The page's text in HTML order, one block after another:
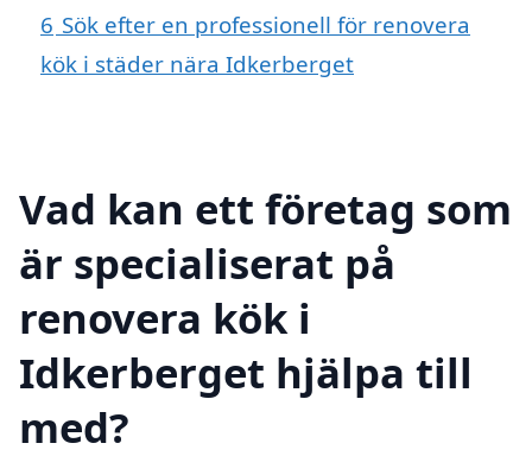
6 Sök efter en professionell för renovera
kök i städer nära Idkerberget
Vad kan ett företag som
är specialiserat på
renovera kök i
Idkerberget hjälpa till
med?